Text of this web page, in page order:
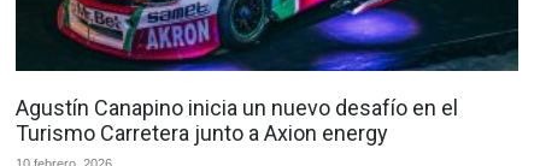
Agustín Canapino inicia un nuevo desafío en el
Turismo Carretera junto a Axion energy